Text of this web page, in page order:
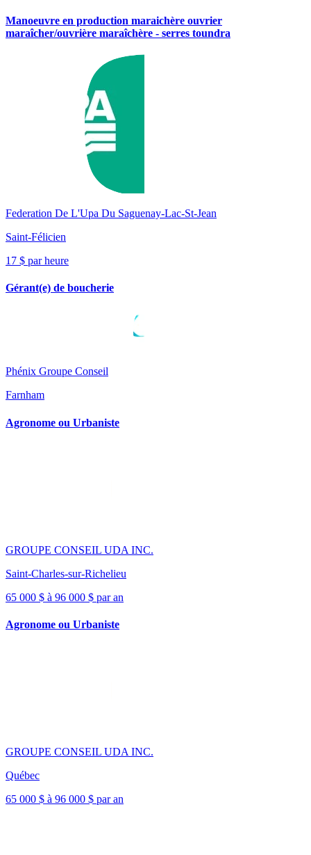
Manoeuvre en production maraichère ouvrier
maraîcher/ouvrière maraîchère - serres toundra
Federation De L'Upa Du Saguenay-Lac-St-Jean
Saint-Félicien
17 $ par heure
Gérant(e) de boucherie
Phénix Groupe Conseil
Farnham
Agronome ou Urbaniste
GROUPE CONSEIL UDA INC.
Saint-Charles-sur-Richelieu
65 000 $ à 96 000 $ par an
Agronome ou Urbaniste
GROUPE CONSEIL UDA INC.
Québec
65 000 $ à 96 000 $ par an